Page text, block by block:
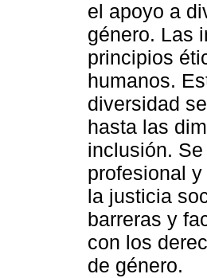
el apoyo a
género. Las
principios
humanos.
diversidad
hasta las
inclusión.
profesional
la justicia
barreras y
con los
de género.